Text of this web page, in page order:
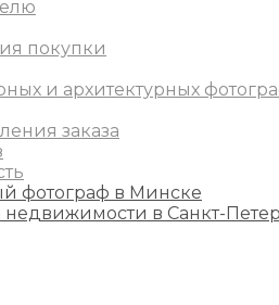
покупки
и архитектурных
заказа
фотограф в Минске
в Санкт-